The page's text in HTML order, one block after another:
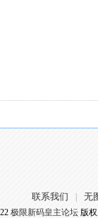
联系我们 无
极限新码皇主论坛版权